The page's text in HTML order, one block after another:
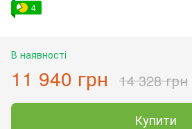
4
В наявності
11 940 грн 14 328 грн
Купити